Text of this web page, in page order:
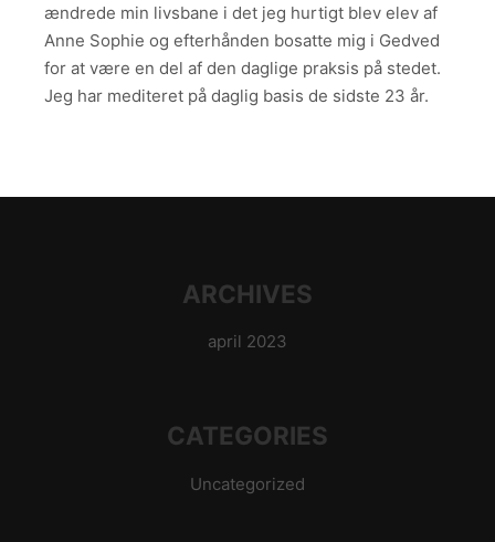
ændrede min livsbane i det jeg hurtigt blev elev af
Anne Sophie og efterhånden bosatte mig i Gedved
for at være en del af den daglige praksis på stedet.
Jeg har mediteret på daglig basis de sidste 23 år.
ARCHIVES
april 2023
CATEGORIES
Uncategorized